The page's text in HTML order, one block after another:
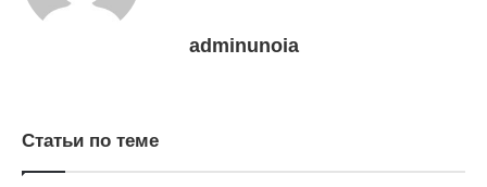
adminunoia
Статьи по теме